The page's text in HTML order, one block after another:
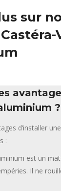
sur
?
d’installer
:
est un
Il ne